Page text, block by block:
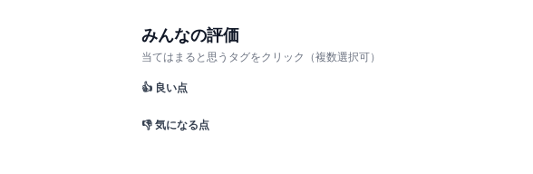
みんなの評価
当てはまると思うタグをクリック（複数選択可）
👍 良い点
👎 気になる点